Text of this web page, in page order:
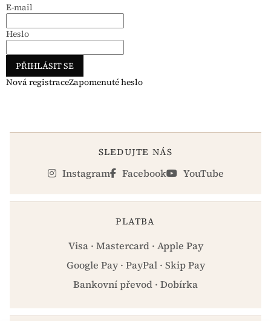
E-mail
Heslo
PŘIHLÁSIT SE
Nová registraceZapomenuté heslo
SLEDUJTE NÁS
Instagram Facebook YouTube
PLATBA
Visa · Mastercard · Apple Pay
Google Pay · PayPal · Skip Pay
Bankovní převod · Dobírka